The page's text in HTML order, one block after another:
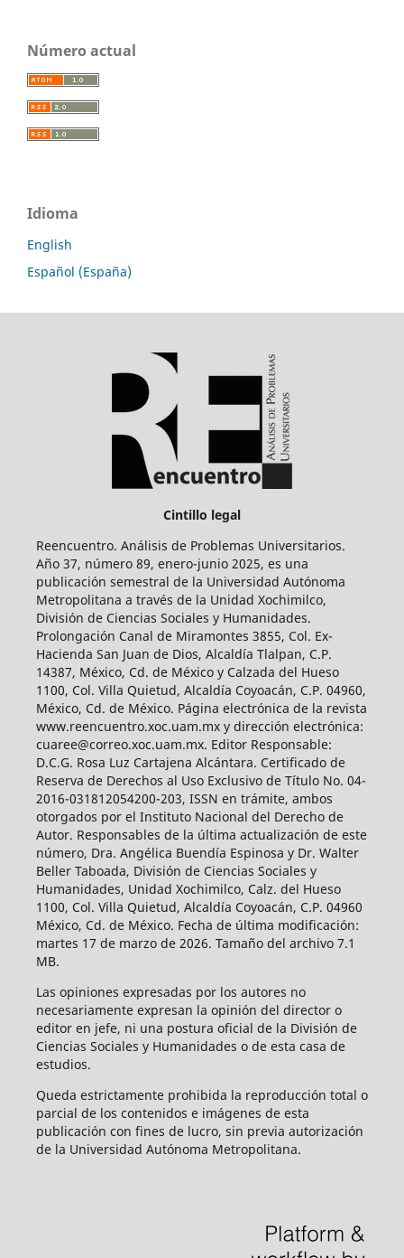
Número actual
Idioma
English
Español (España)
Cintillo legal
Reencuentro. Análisis de Problemas Universitarios.
Año 37, número 89, enero-junio 2025, es una
publicación semestral de la Universidad Autónoma
Metropolitana a través de la Unidad Xochimilco,
División de Ciencias Sociales y Humanidades.
Prolongación Canal de Miramontes 3855, Col. Ex-
Hacienda San Juan de Dios, Alcaldía Tlalpan, C.P.
14387, México, Cd. de México y Calzada del Hueso
1100, Col. Villa Quietud, Alcaldía Coyoacán, C.P. 04960,
México, Cd. de México. Página electrónica de la revista
www.reencuentro.xoc.uam.mx y dirección electrónica:
cuaree@correo.xoc.uam.mx. Editor Responsable:
D.C.G. Rosa Luz Cartajena Alcántara. Certificado de
Reserva de Derechos al Uso Exclusivo de Título No. 04-
2016-031812054200-203, ISSN en trámite, ambos
otorgados por el Instituto Nacional del Derecho de
Autor. Responsables de la última actualización de este
número, Dra. Angélica Buendía Espinosa y Dr. Walter
Beller Taboada, División de Ciencias Sociales y
Humanidades, Unidad Xochimilco, Calz. del Hueso
1100, Col. Villa Quietud, Alcaldía Coyoacán, C.P. 04960
México, Cd. de México. Fecha de última modificación:
martes 17 de marzo de 2026. Tamaño del archivo 7.1
MB.
Las opiniones expresadas por los autores no
necesariamente expresan la opinión del director o
editor en jefe, ni una postura oficial de la División de
Ciencias Sociales y Humanidades o de esta casa de
estudios.
Queda estrictamente prohibida la reproducción total o
parcial de los contenidos e imágenes de esta
publicación con fines de lucro, sin previa autorización
de la Universidad Autónoma Metropolitana.